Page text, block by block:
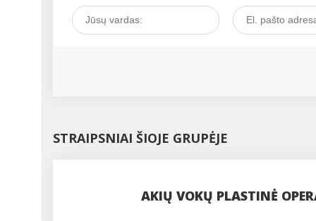
STRAIPSNIAI ŠIOJE GRUPĖJE
AKIŲ VOKŲ PLASTINĖ